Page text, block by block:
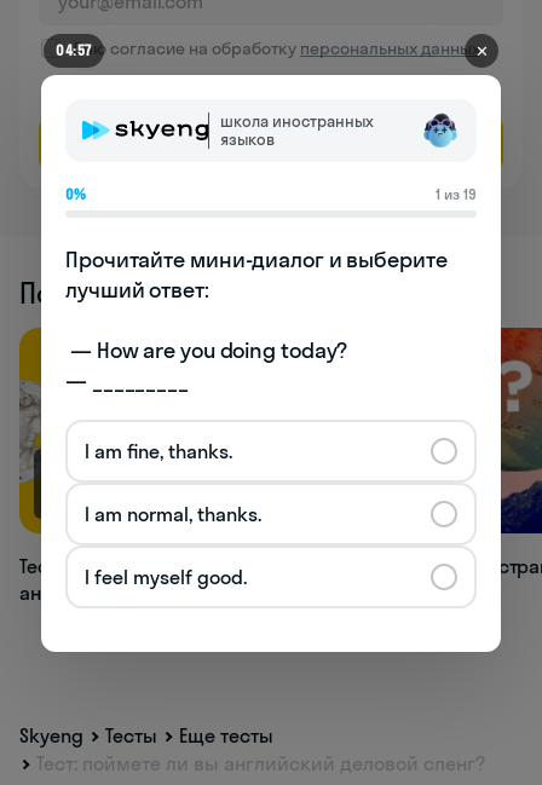
Даю согласие на обработку персональных данных
Оставить заявку
Похожие статьи
66.9K
Тест: как хорошо вы знаете времена
английского языка?
33.1K
Тест: в какой
Skyeng Тесты
Еще тесты
Тест: поймете ли вы английский деловой сленг?
04:57 ✕
школа иностранных
языков
0% 1 из 19
Прочитайте мини-диалог и выберите
лучший ответ:
— _________
I am fine, thanks.
I am normal, thanks.
I feel myself good.